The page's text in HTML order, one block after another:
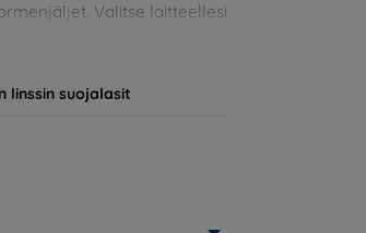
Valitse laitteellesi
löytää laitteelleen
linssin suojalasit